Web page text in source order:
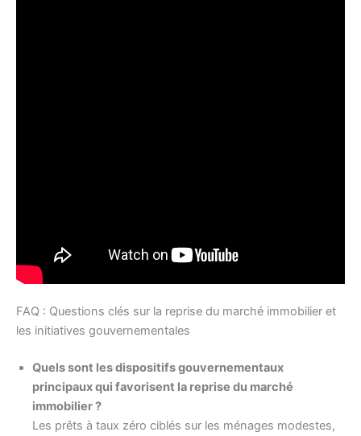
FAQ : Questions clés sur la reprise du marché immobilier et
les initiatives gouvernementales
Quels sont les dispositifs gouvernementaux
principaux qui favorisent la reprise du marché
immobilier ?
Les prêts à taux zéro ciblés sur les ménages modestes,